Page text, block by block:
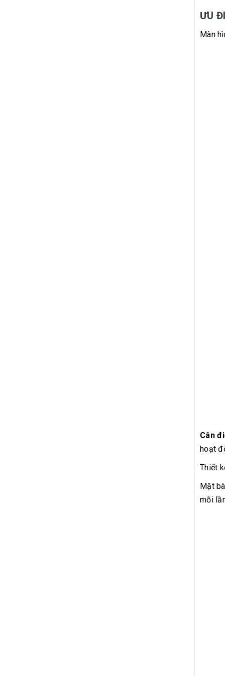
ƯU
Màn
Cân
hoạt
Thiết
Mặt
mỗi